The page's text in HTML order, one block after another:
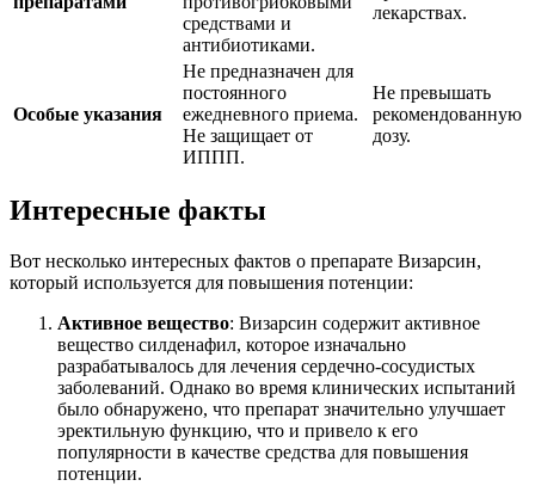
средствами и
антибиотиками.
лекарствах.
Особые указания
Не предназначен для
постоянного
ежедневного приема.
Не защищает от
ИППП.
Не превышать
рекомендованную
дозу.
Интересные факты
Вот несколько интересных фактов о препарате Визарсин,
который используется для повышения потенции:
Активное вещество: Визарсин содержит активное
вещество силденафил, которое изначально
разрабатывалось для лечения сердечно-сосудистых
заболеваний. Однако во время клинических испытаний
было обнаружено, что препарат значительно улучшает
эректильную функцию, что и привело к его
популярности в качестве средства для повышения
потенции.